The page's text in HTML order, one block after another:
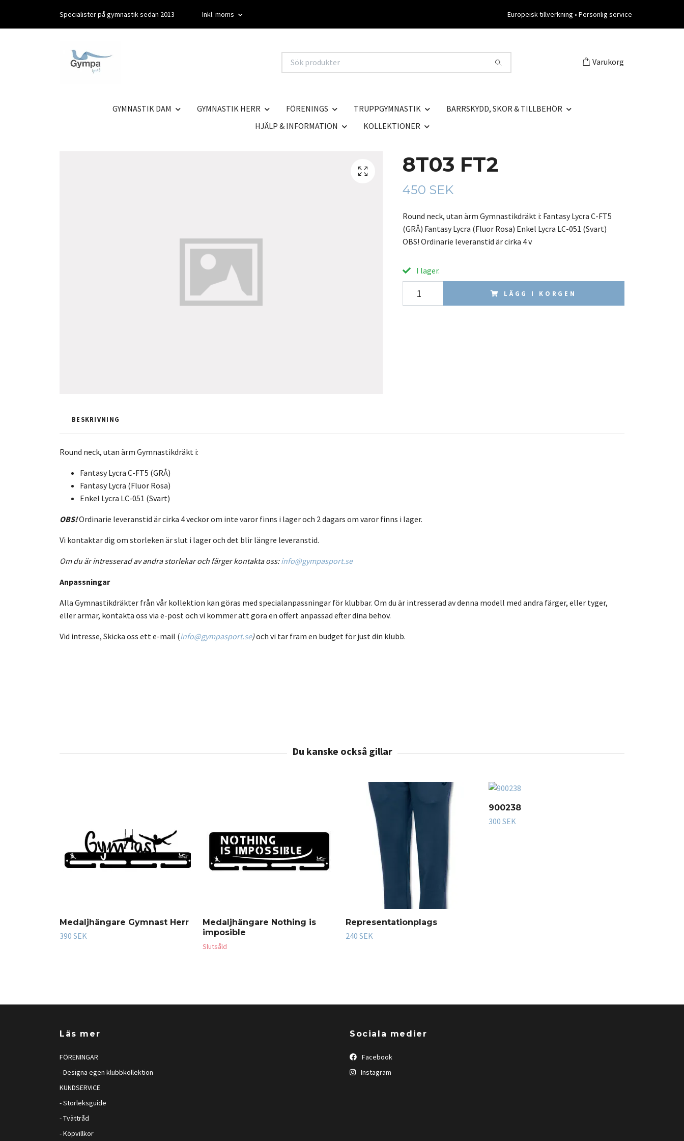
Specialister på gymnastik sedan 2013 Inkl. moms Europeisk tillverkning • Personlig service
Varukorg
GYMNASTIK DAM GYMNASTIK HERR FÖRENINGS TRUPPGYMNASTIK
BARRSKYDD, SKOR & TILLBEHÖR
HJÄLP & INFORMATION
KOLLEKTIONER
8T03 FT2
450 SEK
Round neck, utan ärm Gymnastikdräkt i: Fantasy Lycra C-FT5
(GRÅ) Fantasy Lycra (Fluor Rosa) Enkel Lycra LC-051 (Svart)
OBS! Ordinarie leveranstid är cirka 4 v
I lager.
LÄGG I KORGEN
BESKRIVNING
Round neck, utan ärm Gymnastikdräkt i:
Fantasy Lycra C-FT5 (GRÅ)
Fantasy Lycra (Fluor Rosa)
Enkel Lycra LC-051 (Svart)
OBS!Ordinarie leveranstid är cirka 4 veckor om inte varor finns i lager och 2 dagars om varor finns i lager.
Vi kontaktar dig om storleken är slut i lager och det blir längre leveranstid.
Om du är intresserad av andra storlekar och färger kontakta oss:info@gympasport.se
Anpassningar
Alla Gymnastikdräkter från vår kollektion kan göras med specialanpassningar för klubbar. Om du är intresserad av denna modell med andra färger, eller tyger,
eller armar, kontakta oss via e-post och vi kommer att göra en offert anpassad efter dina behov.
Vid intresse, Skicka oss ett e-mail (info@gympasport.se)och vi tar fram en budget för just din klubb.
Medaljhängare Gymnast Herr
390 SEK
Medaljhängare Nothing is
imposible
Slutsåld
Representationplags
240 SEK
900238
300 SEK
Läs mer
FÖRENINGAR
- Designa egen klubbkollektion
KUNDSERVICE
- Storleksguide
- Tvättråd
- Köpvillkor
Sociala medier
Facebook
Instagram